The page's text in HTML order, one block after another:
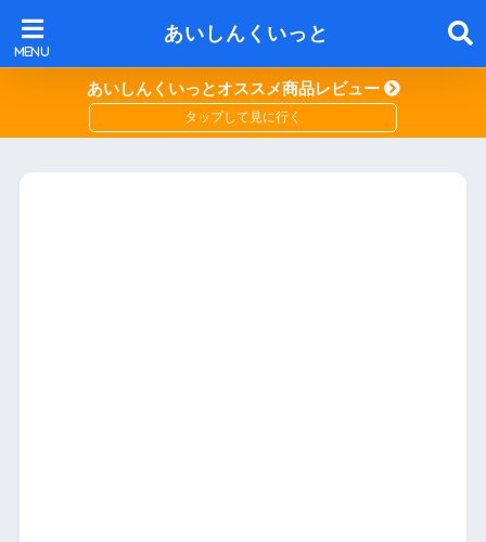
あいしんくいっと
あいしんくいっとオススメ商品レビュー